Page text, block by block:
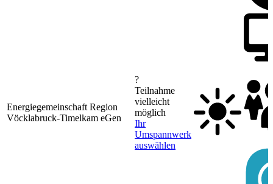
Energiegemeinschaft Region
Vöcklabruck-Timelkam eGen
?
Teilnahme
vielleicht
möglich
Ihr
Umspannwerk
auswählen